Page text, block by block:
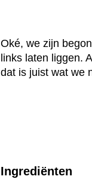
Oké, we zijn
links laten liggen.
dat is juist wat we
Ingrediënten